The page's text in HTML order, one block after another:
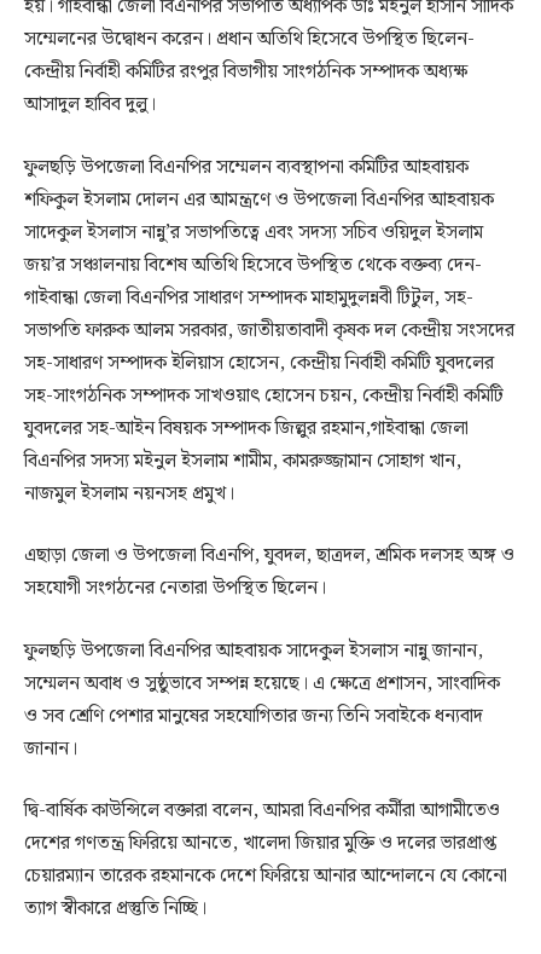
হয়। গাইবান্ধা জেলা বিএনপির সভাপতি অধ্যাপক ডাঃ মইনুল হাসান সাদিক
সম্মেলনের উদ্বোধন করেন। প্রধান অতিথি হিসেবে উপস্থিত ছিলেন-
কেন্দ্রীয় নির্বাহী কমিটির রংপুর বিভাগীয় সাংগঠনিক সম্পাদক অধ্যক্ষ
আসাদুল হাবিব দুলু।
ফুলছড়ি উপজেলা বিএনপির সম্মেলন ব্যবস্থাপনা কমিটির আহবায়ক
শফিকুল ইসলাম দোলন এর আমন্ত্রণে ও উপজেলা বিএনপির আহবায়ক
সাদেকুল ইসলাস নান্নু’র সভাপতিত্বে এবং সদস্য সচিব ওয়িদুল ইসলাম
জয়’র সঞ্চালনায় বিশেষ অতিথি হিসেবে উপস্থিত থেকে বক্তব্য দেন-
গাইবান্ধা জেলা বিএনপির সাধারণ সম্পাদক মাহামুদুলন্নবী টিটুল, সহ-
সভাপতি ফারুক আলম সরকার, জাতীয়তাবাদী কৃষক দল কেন্দ্রীয় সংসদের
সহ-সাধারণ সম্পাদক ইলিয়াস হোসেন, কেন্দ্রীয় নির্বাহী কমিটি যুবদলের
সহ-সাংগঠনিক সম্পাদক সাখওয়াৎ হোসেন চয়ন, কেন্দ্রীয় নির্বাহী কমিটি
যুবদলের সহ-আইন বিষয়ক সম্পাদক জিল্লুর রহমান,গাইবান্ধা জেলা
বিএনপির সদস্য মইনুল ইসলাম শামীম, কামরুজ্জামান সোহাগ খান,
নাজমুল ইসলাম নয়নসহ প্রমুখ।
এছাড়া জেলা ও উপজেলা বিএনপি, যুবদল, ছাত্রদল, শ্রমিক দলসহ অঙ্গ ও
সহযোগী সংগঠনের নেতারা উপস্থিত ছিলেন।
ফুলছড়ি উপজেলা বিএনপির আহবায়ক সাদেকুল ইসলাস নান্নু জানান,
সম্মেলন অবাধ ও সুষ্ঠুভাবে সম্পন্ন হয়েছে। এ ক্ষেত্রে প্রশাসন, সাংবাদিক
ও সব শ্রেণি পেশার মানুষের সহযোগিতার জন্য তিনি সবাইকে ধন্যবাদ
জানান।
দ্বি-বার্ষিক কাউন্সিলে বক্তারা বলেন, আমরা বিএনপির কর্মীরা আগামীতেও
দেশের গণতন্ত্র ফিরিয়ে আনতে, খালেদা জিয়ার মুক্তি ও দলের ভারপ্রাপ্ত
চেয়ারম্যান তারেক রহমানকে দেশে ফিরিয়ে আনার আন্দোলনে যে কোনো
ত্যাগ স্বীকারে প্রস্তুতি নিচ্ছি।